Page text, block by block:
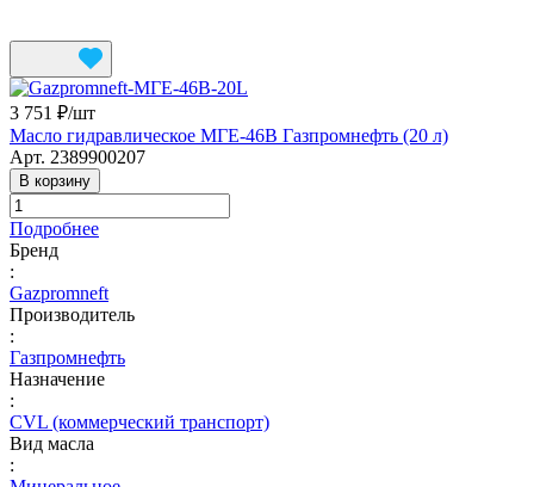
3 751 ₽/шт
Масло гидравлическое МГЕ-46В Газпромнефть (20 л)
Арт. 2389900207
В корзину
Подробнее
Бренд
:
Gazpromneft
Производитель
:
Газпромнефть
Назначение
:
CVL (коммерческий транспорт)
Вид масла
: